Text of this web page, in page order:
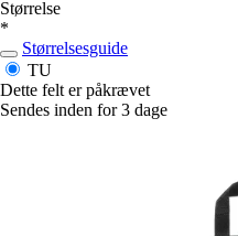
Størrelse
*
Størrelsesguide
TU
Dette felt er påkrævet
Sendes inden for 3 dage